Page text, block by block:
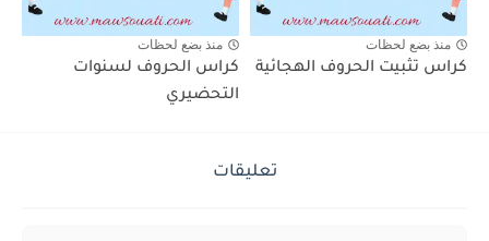
منذ بضع لحظات
كراس تثبيت الحروف الهجائية
منذ بضع لحظات
كراس الحروف لسنوات
التحضيري
تعليقات